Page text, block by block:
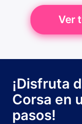
Ver
¡Disfruta
Corsa en
pasos!